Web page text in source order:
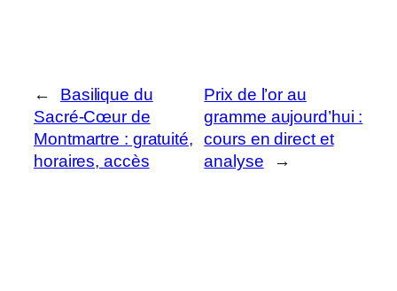
←
Basilique du
Sacré-Cœur de
Montmartre : gratuité,
horaires, accès
Prix de l’or au
gramme aujourd’hui :
cours en direct et
analyse
→